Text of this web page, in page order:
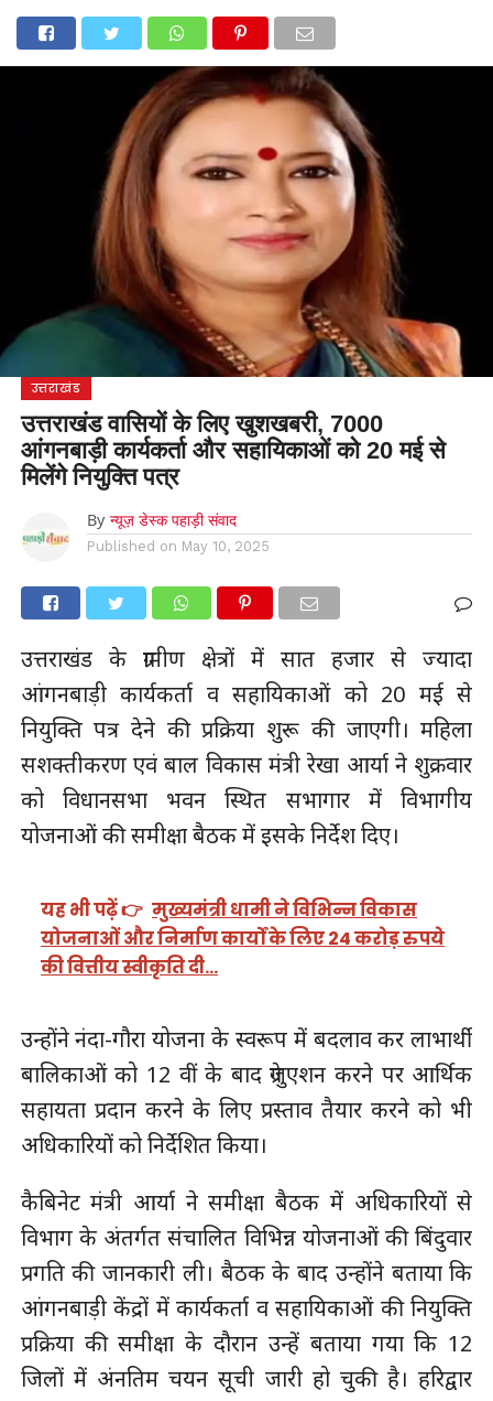
उत्तरकाशीउधम सिंह नगर चंपावतचमोली
पिथौरागढ़पौड़ी गढ़वालबागेश्वररुद्रप्रयाग
उत्तराखंड
उत्तराखंड वासियों के लिए खुशखबरी, 7000
आंगनबाड़ी कार्यकर्ता और सहायिकाओं को 20 मई से
मिलेंगे नियुक्ति पत्र
By न्यूज़ डेस्क पहाड़ी संवाद
Published on May 10, 2025
उत्तराखंड के ग्रामीण क्षेत्रों में सात हजार से ज्यादा
आंगनबाड़ी कार्यकर्ता व सहायिकाओं को 20 मई से
नियुक्ति पत्र देने की प्रक्रिया शुरू की जाएगी। महिला
सशक्तीकरण एवं बाल विकास मंत्री रेखा आर्या ने शुक्रवार
को विधानसभा भवन स्थित सभागार में विभागीय
योजनाओं की समीक्षा बैठक में इसके निर्देश दिए।
यह भी पढ़ें 👉 मुख्यमंत्री धामी ने विभिन्न विकास
योजनाओं और निर्माण कार्यों के लिए 24 करोड़ रुपये
की वित्तीय स्वीकृति दी…
उन्होंने नंदा-गौरा योजना के स्वरूप में बदलाव कर लाभार्थी
बालिकाओं को 12 वीं के बाद ग्रेजुएशन करने पर आर्थिक
सहायता प्रदान करने के लिए प्रस्ताव तैयार करने को भी
अधिकारियों को निर्देशित किया।
कैबिनेट मंत्री आर्या ने समीक्षा बैठक में अधिकारियों से
विभाग के अंतर्गत संचालित विभिन्न योजनाओं की बिंदुवार
प्रगति की जानकारी ली। बैठक के बाद उन्होंने बताया कि
आंगनबाड़ी केंद्रों में कार्यकर्ता व सहायिकाओं की नियुक्ति
प्रक्रिया की समीक्षा के दौरान उन्हें बताया गया कि 12
जिलों में अंनतिम चयन सूची जारी हो चुकी है। हरिद्वार